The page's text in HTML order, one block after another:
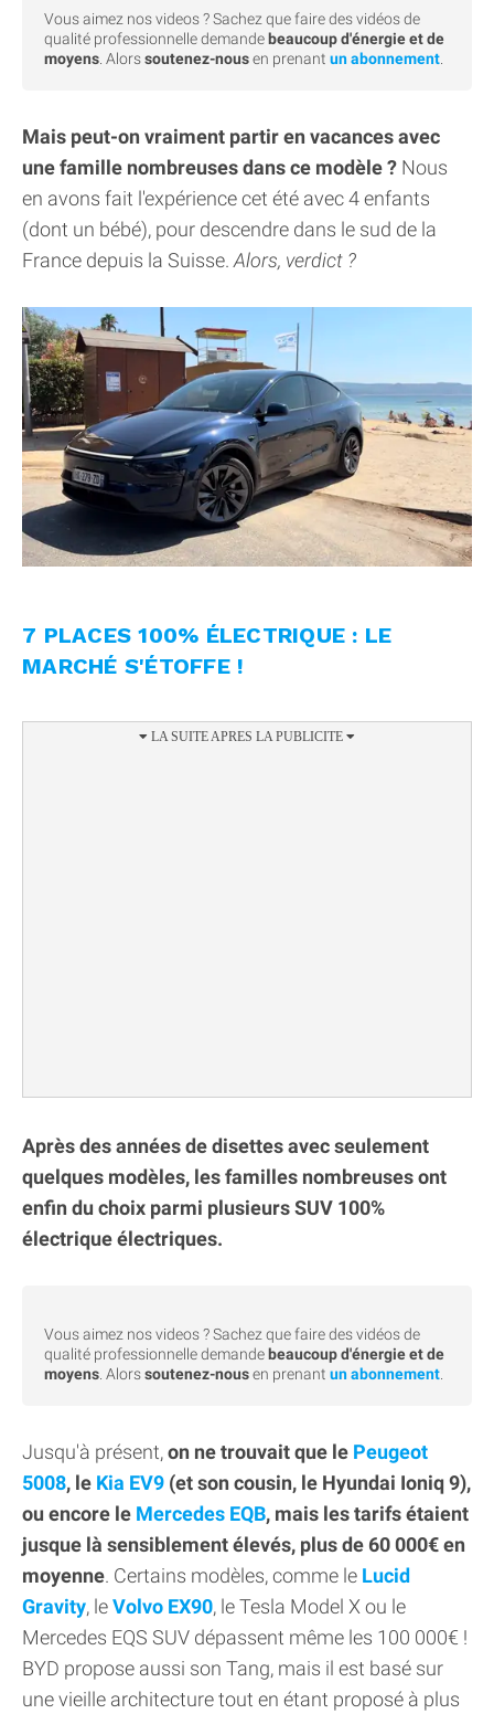
Vous aimez nos videos ? Sachez que faire des vidéos de
qualité professionnelle demandebeaucoup d'énergie et de
moyens . Alorssoutenez-nousen prenant un abonnement
Mais peut-on vraiment partir en vacances avec
une famille nombreuses dans ce modèle ? Nous
en avons fait l'expérience cet été avec 4 enfants
(dont un bébé), pour descendre dans le sud de la
France depuis la Suisse. Alors, verdict ?
7 PLACES 100% ÉLECTRIQUE : LE
MARCHÉ S'ÉTOFFE !
Après des années de disettes avec seulement
quelques modèles, les familles nombreuses ont
enfin du choix parmi plusieurs SUV 100%
électrique électriques.
Vous aimez nos videos ? Sachez que faire des vidéos de
qualité professionnelle demande beaucoup d'énergie et de
moyens. Alorssoutenez-nousen prenant un abonnement.
Jusqu'à présent,on ne trouvait que le Peugeot
5008, le Kia EV9 (et son cousin, le Hyundai Ioniq 9),
ou encore le Mercedes EQB, mais les tarifs étaient
jusque là sensiblement élevés, plus de 60 000€ en
moyenne. Certains modèles, comme le Lucid
Gravity, leVolvo EX90, le Tesla Model X ou le
Mercedes EQS SUV dépassent même les 100 000€ !
BYD propose aussi son Tang, mais il est basé sur
une vieille architecture tout en étant proposé à plus